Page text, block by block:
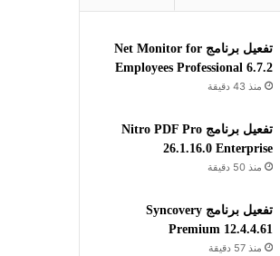
تفعيل برنامج Net Monitor for
Employees Professional 6.7.2
منذ 43 دقيقة
تفعيل برنامج Nitro PDF Pro
26.1.16.0 Enterprise
منذ 50 دقيقة
تفعيل برنامج Syncovery
Premium 12.4.4.61
منذ 57 دقيقة